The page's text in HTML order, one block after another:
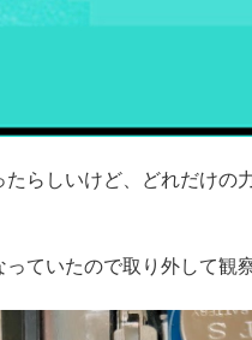
らしいけど、どれだけの
ていたので取り外して観